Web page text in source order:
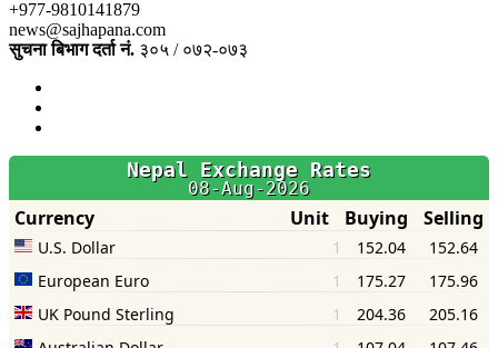
+977-9810141879
news@sajhapana.com
सुचना बिभाग दर्ता नं. ३०५ / ०७२-०७३